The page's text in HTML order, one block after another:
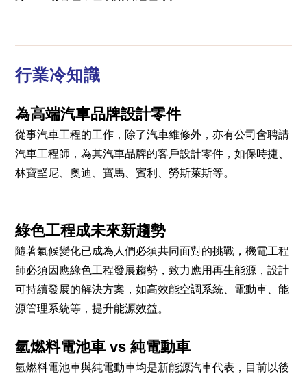
行業冷知識
為高端汽車品牌設計零件
從事汽車工程的工作，除了汽車維修外，亦有公司會聘請
汽車工程師，為其汽車品牌的客戶設計零件，如保時捷、
林寶堅尼、奧迪、寶馬、賓利、勞斯萊斯等。
綠色工程成未來新趨勢
隨著氣候變化已成為人們必須共同面對的挑戰，機電工程
師必須因應綠色工程發展趨勢，致力應用再生能源，設計
可持續發展的解決方案，如高效能空調系統、電動車、能
源管理系統等，提升能源效益。
氫燃料電池車 vs 純電動車
氫燃料電池車與純電動車均是新能源汽車代表，目前以後